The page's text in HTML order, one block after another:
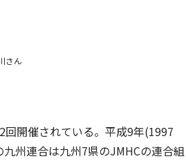
さん
開催されている。平成9年(1997
州連合は九州7県のJMHCの連合組